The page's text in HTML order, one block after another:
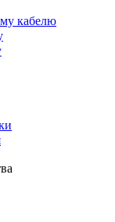
кабелю